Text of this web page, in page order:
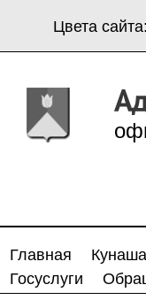
Цвета сайта:
Главная
Госуслуги